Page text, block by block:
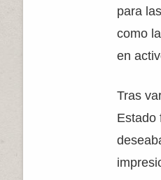
para
como
en
Tras
Estado